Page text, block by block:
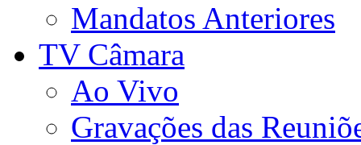
Mandatos Anteriores
TV Câmara
Ao Vivo
Gravações das